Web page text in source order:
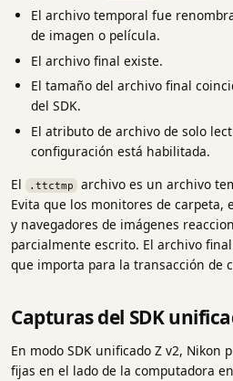
El archivo temporal fue
de imagen o película.
El archivo final existe.
El tamaño del archivo final
del SDK.
El atributo de archivo de solo
configuración está habilitada.
El
.ttctmp archivo es un archivo
Evita que los monitores de carpeta,
y navegadores de imágenes
parcialmente escrito. El archivo
que importa para la transacción de
Capturas del SDK
En modo SDK unificado Z v2, Nikon
fijas en el lado de la computadora